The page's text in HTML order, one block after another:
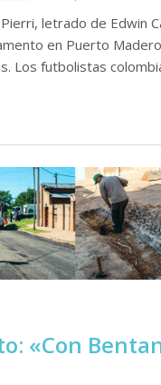
letrado de Edwin
en Puerto
Los futbolistas
«Con